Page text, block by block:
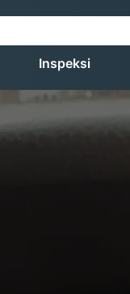
Inspeksi